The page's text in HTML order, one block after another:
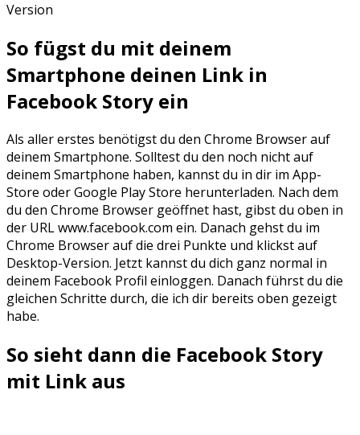
Version
So fügst du mit deinem
Smartphone deinen Link in
Facebook Story ein
Als aller erstes benötigst du den Chrome Browser auf
deinem Smartphone. Solltest du den noch nicht auf
deinem Smartphone haben, kannst du in dir im App-
Store oder Google Play Store herunterladen. Nach dem
du den Chrome Browser geöffnet hast, gibst du oben in
der URL www.facebook.com ein. Danach gehst du im
Chrome Browser auf die drei Punkte und klickst auf
Desktop-Version. Jetzt kannst du dich ganz normal in
deinem Facebook Profil einloggen. Danach führst du die
gleichen Schritte durch, die ich dir bereits oben gezeigt
habe.
So sieht dann die Facebook Story
mit Link aus